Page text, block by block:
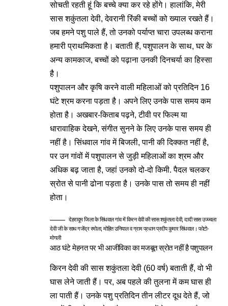
सोचती रहती हूं कि बच्चे क्या कर रहे होंगे। हालांकि, मेरी
सास शकुंतला देवी, देवरानी रिंकी बच्चों को ख्याल रखते हैं।
जब हमने पशु पाले हैं, तो उनको पर्याप्त चारा उपलब्ध कराना
हमारी प्राथमिकता है। बताती हैं, पशुपालन के साथ, घर के
अन्य कामकाज, बच्चों को पढ़ाना उनकी दिनचर्या का हिस्सा
है।
पशुपालन और कृषि करने वाली महिलाओं को प्रतिदिन 16
घंटे श्रम करना पड़ता है। अपने लिए उनके पास समय कम
होता है। अखबार-किताब पढ़ने, टीवी पर फिल्म या
धारावाहिक देखने, संगीत सुनने के लिए उनके पास समय ही
नहीं है। सिंधवाल गांव में बिजली, पानी की दिक्कत नहीं है,
पर उन गांवों में पशुपालन से जुड़ी महिलाओं का श्रम और
अधिक बढ़ जाता है, जहां उनको दो-दो किमी. पैदल चलकर
स्रोत से पानी ढोना पड़ता है। उनके पास तो समय ही नहीं
होता।
देहरादूम जिला के सिंधवाल गांव में किरन देवी की सास शकुंतला देवी, दादी सास उज्ज्वला
देवी जी के साथ गजेंद्र रमोला, मोहित उनियाल व ग्राम प्रधान प्रदीप कुमार सिंधवाल। फोटो-
मोगली
आठ घंटे मेहनत पर भी आजीविका का मजबूत स्रोत नहीं है पशुपालन
किरन देवी की सास शकुंतला देवी (60 वर्ष) बताती हैं, वो भी
घास लेने जाती हैं। पर, अब पहले की तुलना में कम घास ही
ला पाती हैं। उनके पशु प्रतिदिन तीन लीटर दूध देते हैं, जो